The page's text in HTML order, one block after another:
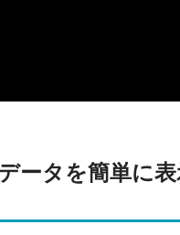
ータを簡単に